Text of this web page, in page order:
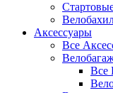
Аксессуары
Все
Все